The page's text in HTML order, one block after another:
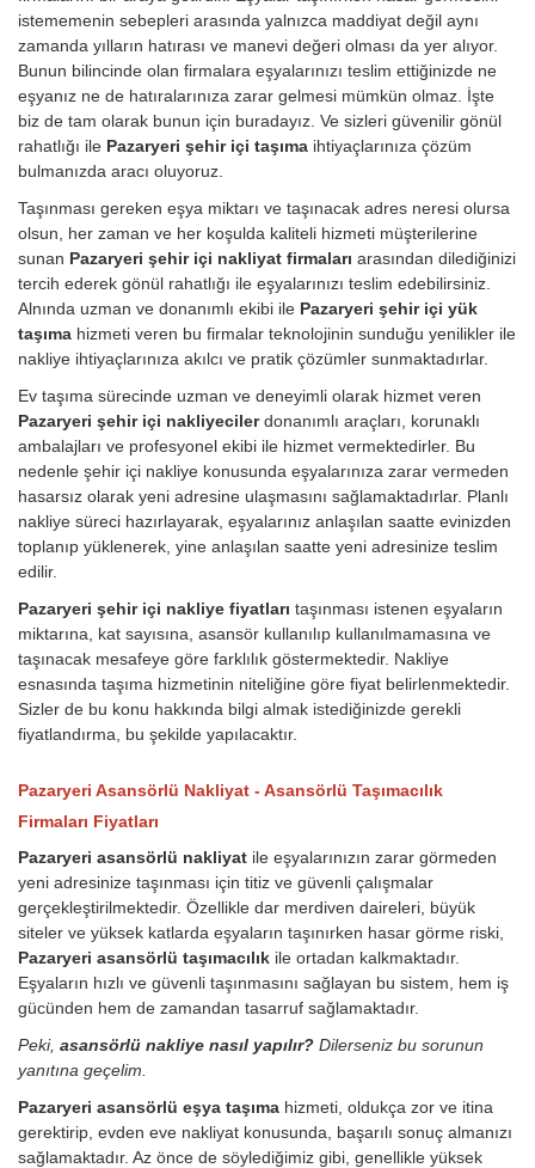
istememenin sebepleri arasında yalnızca maddiyat değil aynı
zamanda yılların hatırası ve manevi değeri olması da yer alıyor.
Bunun bilincinde olan firmalara eşyalarınızı teslim ettiğinizde ne
eşyanız ne de hatıralarınıza zarar gelmesi mümkün olmaz. İşte
biz de tam olarak bunun için buradayız. Ve sizleri güvenilir gönül
rahatlığı ile Pazaryeri şehir içi taşıma ihtiyaçlarınıza çözüm
bulmanızda aracı oluyoruz.
Taşınması gereken eşya miktarı ve taşınacak adres neresi olursa
olsun, her zaman ve her koşulda kaliteli hizmeti müşterilerine
sunan Pazaryeri şehir içi nakliyat firmaları arasından dilediğinizi
tercih ederek gönül rahatlığı ile eşyalarınızı teslim edebilirsiniz.
Alnında uzman ve donanımlı ekibi ile Pazaryeri şehir içi yük
taşıma hizmeti veren bu firmalar teknolojinin sunduğu yenilikler ile
nakliye ihtiyaçlarınıza akılcı ve pratik çözümler sunmaktadırlar.
Ev taşıma sürecinde uzman ve deneyimli olarak hizmet veren
Pazaryeri şehir içi nakliyecilerdonanımlı araçları, korunaklı
ambalajları ve profesyonel ekibi ile hizmet vermektedirler. Bu
nedenle şehir içi nakliye konusunda eşyalarınıza zarar vermeden
hasarsız olarak yeni adresine ulaşmasını sağlamaktadırlar. Planlı
nakliye süreci hazırlayarak, eşyalarınız anlaşılan saatte evinizden
toplanıp yüklenerek, yine anlaşılan saatte yeni adresinize teslim
edilir.
Pazaryeri şehir içi nakliye fiyatları taşınması istenen eşyaların
miktarına, kat sayısına, asansör kullanılıp kullanılmamasına ve
taşınacak mesafeye göre farklılık göstermektedir. Nakliye
esnasında taşıma hizmetinin niteliğine göre fiyat belirlenmektedir.
Sizler de bu konu hakkında bilgi almak istediğinizde gerekli
fiyatlandırma, bu şekilde yapılacaktır.
Pazaryeri Asansörlü Nakliyat - Asansörlü Taşımacılık
Firmaları Fiyatları
Pazaryeri asansörlü nakliyat ile eşyalarınızın zarar görmeden
yeni adresinize taşınması için titiz ve güvenli çalışmalar
gerçekleştirilmektedir. Özellikle dar merdiven daireleri, büyük
siteler ve yüksek katlarda eşyaların taşınırken hasar görme riski,
Pazaryeri asansörlü taşımacılık ile ortadan kalkmaktadır.
Eşyaların hızlı ve güvenli taşınmasını sağlayan bu sistem, hem iş
gücünden hem de zamandan tasarruf sağlamaktadır.
Peki, asansörlü nakliye nasıl yapılır? Dilerseniz bu sorunun
yanıtına geçelim.
Pazaryeri asansörlü eşya taşıma hizmeti, oldukça zor ve itina
gerektirip, evden eve nakliyat konusunda, başarılı sonuç almanızı
sağlamaktadır. Az önce de söylediğimiz gibi, genellikle yüksek